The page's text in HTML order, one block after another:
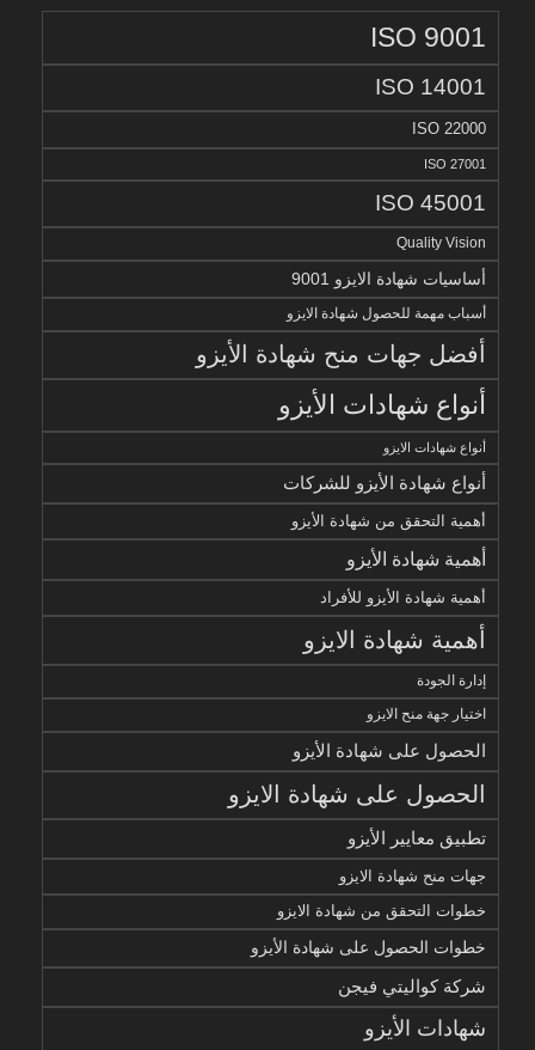
ISO 9001
ISO 14001
ISO 22000
ISO 27001
ISO 45001
Quality Vision
أساسيات شهادة الايزو 9001
أسباب مهمة للحصول شهادة الايزو
أفضل جهات منح شهادة الأيزو
أنواع شهادات الأيزو
أنواع شهادات الايزو
أنواع شهادة الأيزو للشركات
أهمية التحقق من شهادة الأيزو
أهمية شهادة الأيزو
أهمية شهادة الأيزو للأفراد
أهمية شهادة الايزو
إدارة الجودة
اختيار جهة منح الايزو
الحصول على شهادة الأيزو
الحصول على شهادة الايزو
تطبيق معايير الأيزو
جهات منح شهادة الايزو
خطوات التحقق من شهادة الايزو
خطوات الحصول على شهادة الأيزو
شركة كواليتي فيجن
شهادات الأيزو